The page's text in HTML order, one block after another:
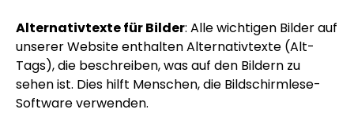
Alternativtexte für Bilder: Alle wichtigen Bilder auf
unserer Website enthalten Alternativtexte (Alt-
Tags), die beschreiben, was auf den Bildern zu
sehen ist. Dies hilft Menschen, die Bildschirmlese-
Software verwenden.